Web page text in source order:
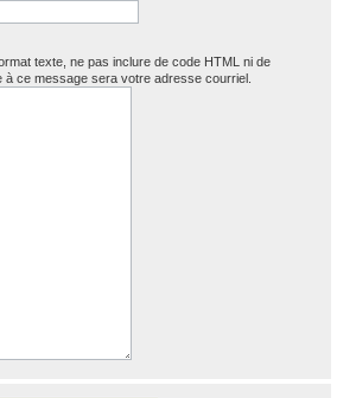
texte, ne pas inclure de code HTML ni de
à ce message sera votre adresse courriel.